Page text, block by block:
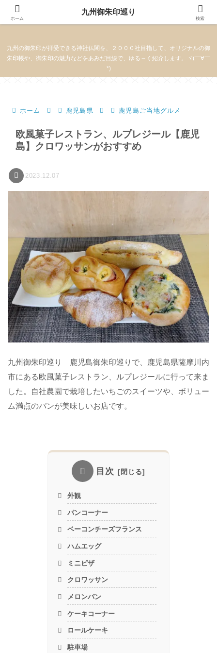
九州御朱印巡り
九州の御朱印が拝受できる神社仏閣を、２０００社目指して、オリジナルの御
朱印帳や、御朱印の魅力などをあみだ目線で、ゆる～く紹介します。ヾ(￣∀￣
*)
ホーム 鹿児島県 鹿児島ご当地グルメ
欧風菓子レストラン、ルプレジール【鹿児
島】クロワッサンがおすすめ
2023.12.07
九州御朱印巡り 鹿児島御朱印巡りで、鹿児島県薩摩川内
市にある欧風菓子レストラン、ルプレジールに行って来ま
した。自社農園で栽培したいちごのスイーツや、ボリュー
ム満点のパンが美味しいお店です。
目次
外観
パンコーナー
ベーコンチーズフランス
ハムエッグ
ミニピザ
クロワッサン
メロンパン
ケーキコーナー
ロールケーキ
駐車場
ホーム
九州御朱印巡り
検索